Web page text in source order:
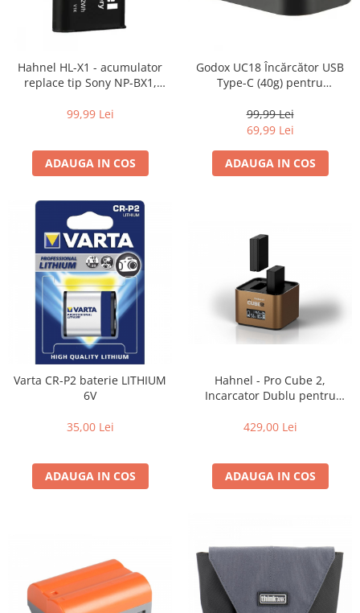
Carcase de tip Cage, pentru
integrare in sisteme video
complexe
Huse de ploaie
Nivela patina
Transmitator de fisiere fara fir
Accesorii diverse
Genti, Rucsacuri, Troller foto
Genti foto
Genti Holster TopLoader
Genti, Troller Video
Rucsacuri Foto
Only One Shoulder - SlingShot
Tocuri si huse protectie aparate
Genti Laptop si iPad
Hand Strap / Grip
Solid-State Drive (SSD)
Video / Camere si accesorii
Camere video profesionale
Hahnel HL-X1 - acumulator
replace tip Sony NP-BX1,
99,99 Lei
ADAUGA IN COS
Godox UC18 Încărcător USB
Type-C (40g) pentru
– Portabil și Rapid (3h)
99,99 Lei
69,99 Lei
ADAUGA IN COS
Varta CR-P2 baterie LITHIUM
6V
35,00 Lei
ADAUGA IN COS
Hahnel - Pro Cube 2,
Incarcator Dublu pentru
429,00 Lei
ADAUGA IN COS